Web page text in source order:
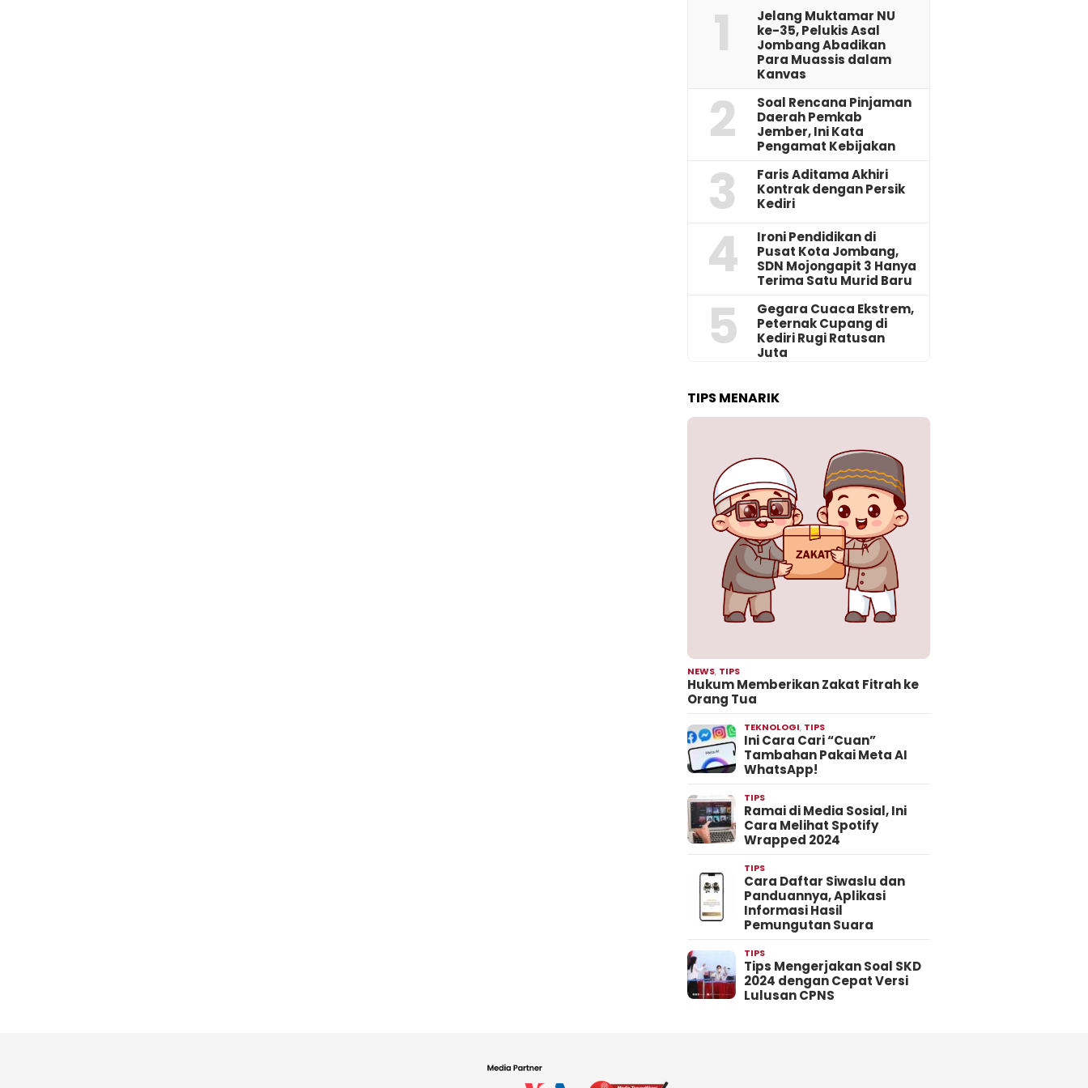
1
Jelang Muktamar NU
ke-35, Pelukis Asal
Jombang Abadikan
Para Muassis dalam
Kanvas
2
‎Soal Rencana Pinjaman
Daerah Pemkab
Jember, Ini Kata
Pengamat Kebijakan ‎
3
Faris Aditama Akhiri
Kontrak dengan Persik
Kediri
4
Ironi Pendidikan di
Pusat Kota Jombang,
SDN Mojongapit 3 Hanya
Terima Satu Murid Baru
5
‎Gegara Cuaca Ekstrem,
Peternak Cupang di
Kediri Rugi Ratusan
Juta
TIPS MENARIK
NEWS, TIPS
Hukum Memberikan Zakat Fitrah ke
Orang Tua
TEKNOLOGI, TIPS
Ini Cara Cari “Cuan”
Tambahan Pakai Meta AI
WhatsApp!
TIPS
Ramai di Media Sosial, Ini
Cara Melihat Spotify
Wrapped 2024
TIPS
Cara Daftar Siwaslu dan
Panduannya, Aplikasi
Informasi Hasil
Pemungutan Suara
TIPS
Tips Mengerjakan Soal SKD
2024 dengan Cepat Versi
Lulusan CPNS